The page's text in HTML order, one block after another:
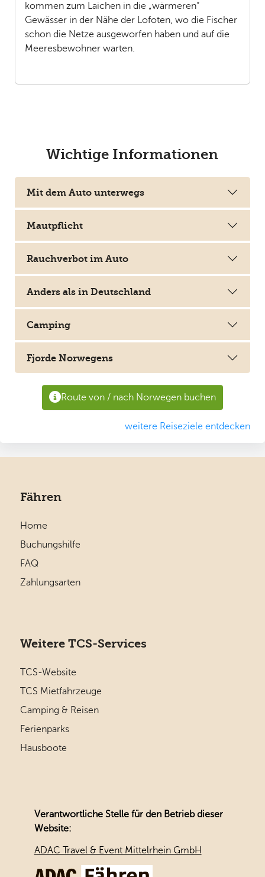
kommen zum Laichen in die „wärmeren“
Gewässer in der Nähe der Lofoten, wo die Fischer
schon die Netze ausgeworfen haben und auf die
Meeresbewohner warten.
Wichtige Informationen
Mit dem Auto unterwegs
Mautpflicht
Rauchverbot im Auto
Anders als in Deutschland
Camping
Fjorde Norwegens
Route von / nach Norwegen buchen
weitere Reiseziele entdecken
Fähren
Home
Buchungshilfe
FAQ
Zahlungsarten
Weitere TCS-Services
TCS-Website
TCS Mietfahrzeuge
Camping & Reisen
Ferienparks
Hausboote
Verantwortliche Stelle für den Betrieb dieser
Website:
ADAC Travel & Event Mittelrhein GmbH